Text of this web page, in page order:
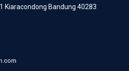
Kiaracondong Bandung 40283